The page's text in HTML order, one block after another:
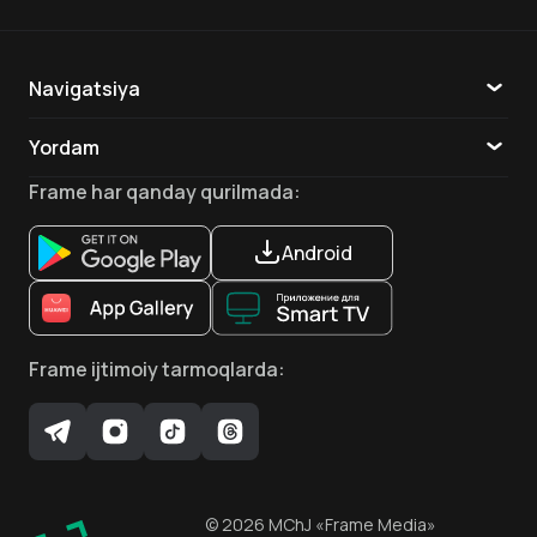
Bosh aktyor Bosh aktyor
Navigatsiya
Yordam
Aloqa
Ilovalar
Frame har qanday qurilmada:
Android
Frame ijtimoiy tarmoqlarda:
© 2026 MChJ «Frame Media»